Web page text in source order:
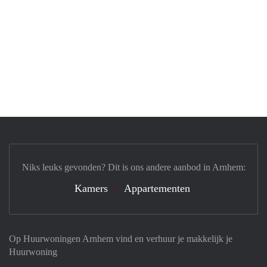
Op Huurwoningen Arnhem vind en verhuur je makkelijk je
Huurwoning
Niks leuks gevonden? Dit is ons andere aanbod in Arnhem:
Kamers Appartementen